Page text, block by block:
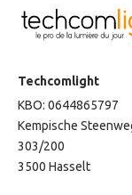
Techcomlight
KBO: 0644865797
Kempische
303/200
3500 Hasselt